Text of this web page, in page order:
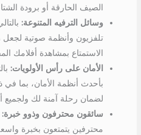
الصيف الحارقة أو برودة
وسائل الترفيه المتنوعة:
تلفزيون وأنظمة صوتية
الاستمتاع بمشاهدة أفلامك
الأمان على رأس الأولويات:
بأحدث أنظمة الأمان، بما في
لضمان رحلة آمنة لك ولجميع
سائقون محترفون وذوو خبرة:
محترفين يتمتعون بخبرة